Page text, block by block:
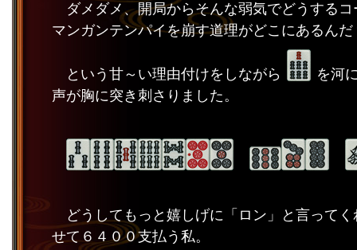
ダメダメ、開局からそんな弱気でどうする
マンガンテンパイを崩す道理がどこにあるんだ
という甘～い理由付けをしながら
を河
声が胸に突き刺さりました。
どうしてもっと嬉しげに「ロン」と言って
せて６４００支払う私。